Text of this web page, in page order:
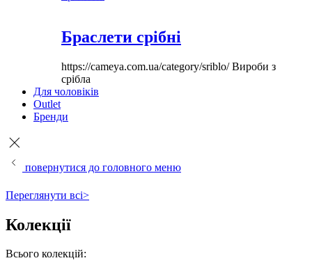
Браслети срібні
https://cameya.com.ua/category/sriblo/Вироби з
срібла
Для чоловіків
Outlet
Бренди
повернутися до головного меню
Переглянути всі>
Колекції
Всього колекцій: